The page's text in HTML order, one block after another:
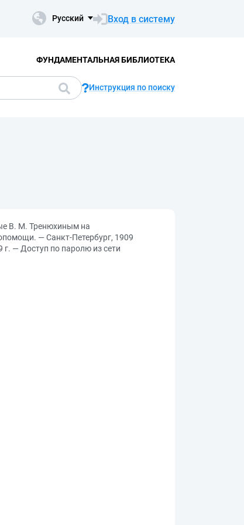
Русский Вход в систему
ФУНДАМЕНТАЛЬНАЯ БИБЛИОТЕКА
Инструкция по поиску
В. М. Тренюхиным на
— Санкт-Петербург, 1909
— Доступ по паролю из сети